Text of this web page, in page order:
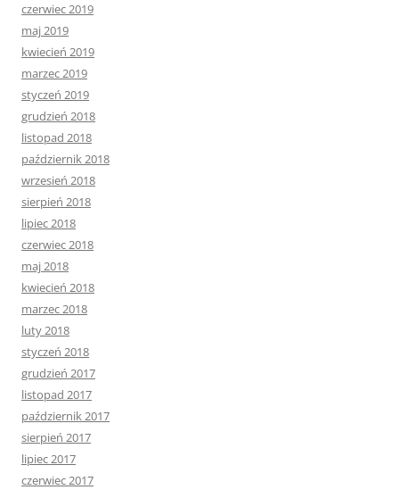
czerwiec 2019
maj 2019
kwiecień 2019
marzec 2019
styczeń 2019
grudzień 2018
listopad 2018
październik 2018
wrzesień 2018
sierpień 2018
lipiec 2018
czerwiec 2018
maj 2018
kwiecień 2018
marzec 2018
luty 2018
styczeń 2018
grudzień 2017
listopad 2017
październik 2017
sierpień 2017
lipiec 2017
czerwiec 2017